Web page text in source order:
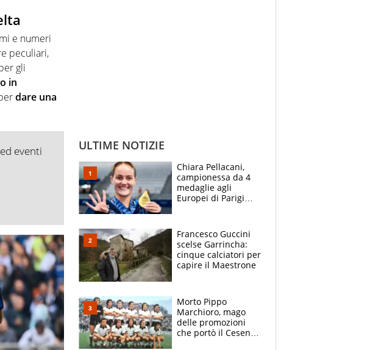
e numeri
peculiari,
gli
in
dare una
eventi
ULTIME NOTIZIE
Chiara Pellacani,
campionessa da 4
medaglie agli
Europei di Parigi
giornalista, mamma
Francesca
Insegnante e il
fratello calciatore
Francesco Guccini
scelse Garrincha:
cinque calciatori per
capire il Maestrone
Morto Pippo
Marchioro, mago
delle promozioni
che portò il Cesena